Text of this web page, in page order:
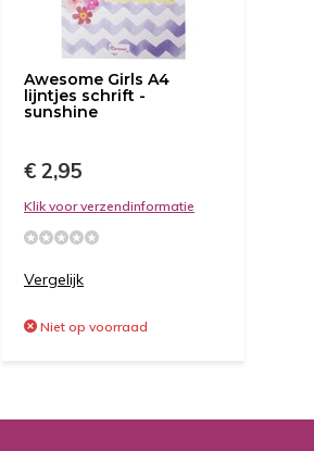
Awesome Girls A4
lijntjes schrift -
sunshine
€ 2,95
Klik voor verzendinformatie
Vergelijk
Niet op voorraad